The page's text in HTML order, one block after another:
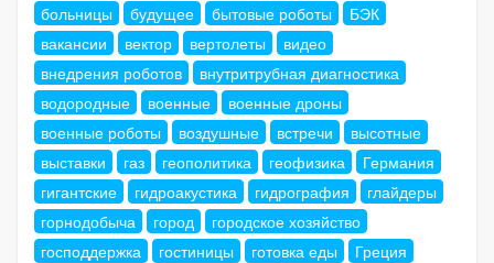
больницы
будущее бытовые роботы
БЭК
вакансии
вектор вертолеты
видео
внедрения роботов
внутритрубная диагностика
водородные
военные
военные дроны
военные роботы
воздушные встречи
высотные
выставки
газ геополитика геофизика
Германия
гигантские
гидроакустика гидрография
глайдеры
горнодобыча
город
городское хозяйство
господдержка
гостиницы готовка еды
Греция